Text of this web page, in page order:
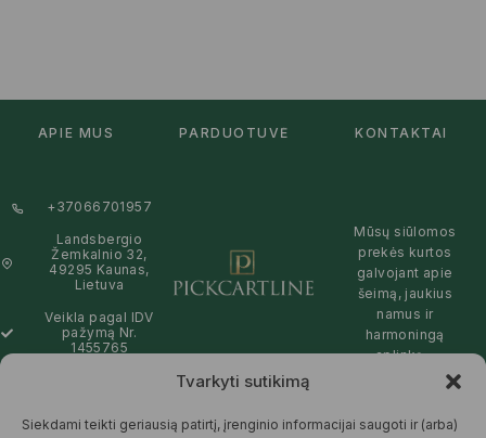
Tvarkyti sutikimą
Siekdami teikti geriausią patirtį, įrenginio informacijai saugoti ir (arba)
APIE MUS PARDUOTUVĖ KONTAKTAI
+37066701957
Landsbergio
Žemkalnio 32,
49295 Kaunas,
Lietuva
Veikla pagal IDV
pažymą Nr.
1455765
09:00 - 19:00
Mūsų siūlomos
prekės kurtos
galvojant apie
šeimą, jaukius
namus ir
harmoningą
aplinką –
draugiškos tiek